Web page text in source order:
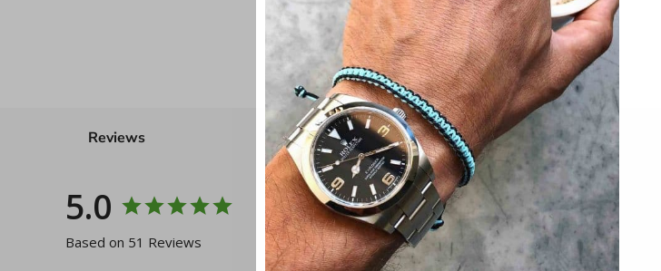
Reviews
5.0
Based on 51 Reviews